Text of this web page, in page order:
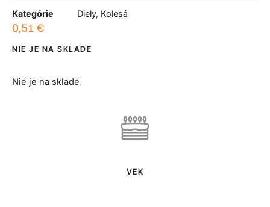
Kategórie
Diely, Kolesá
0,51 €
NIE JE NA SKLADE
Nie je na sklade
VEK